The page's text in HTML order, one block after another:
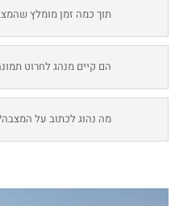
תוך כמה זמן מומלץ
הם קיים מנהג לחרוט
מה נהוג לכתוב על